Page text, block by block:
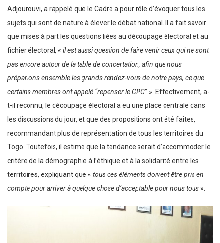
Adjourouvi, a rappelé que le Cadre a pour rôle d’évoquer tous les
sujets qui sont de nature à élever le débat national. Il a fait savoir
que mises à part les questions liées au découpage électoral et au
fichier électoral, « il est aussi question de faire venir ceux qui ne sont
pas encore autour de la table de concertation, afin que nous
préparions ensemble les grands rendez-vous de notre pays, ce que
certains membres ont appelé “repenser le CPC” ». Effectivement, a-
t-il reconnu, le découpage électoral a eu une place centrale dans
les discussions du jour, et que des propositions ont été faites,
recommandant plus de représentation de tous les territoires du
Togo. Toutefois, il estime que la tendance serait d’accommoder le
critère de la démographie à l’éthique et à la solidarité entre les
territoires, expliquant que « tous ces éléments doivent être pris en
compte pour arriver à quelque chose d’acceptable pour nous tous ».